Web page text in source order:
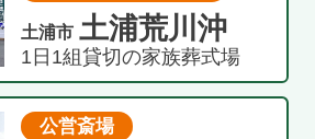
土浦市 土浦荒川沖
1日1組貸切の家族葬式場
公営斎場